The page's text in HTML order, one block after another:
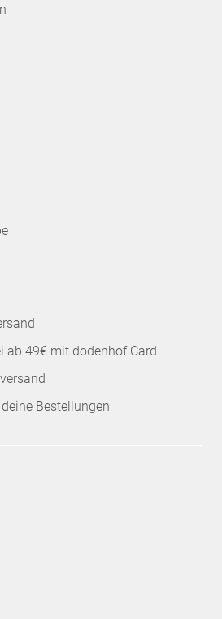
ab 49€ mit dodenhof Card
Bestellungen